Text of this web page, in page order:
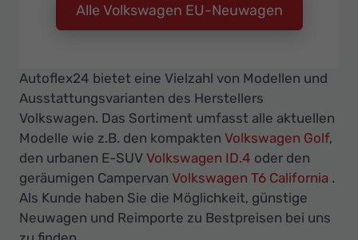
Alle Volkswagen EU-Neuwagen
Autoflex24 bietet eine Vielzahl von Modellen und
Ausstattungsvarianten des Herstellers
Volkswagen. Das Sortiment umfasst alle aktuellen
Modelle wie z.B. den kompakten Volkswagen Golf,
den urbanen E-SUV Volkswagen ID.4 oder den
geräumigen Campervan Volkswagen T6 California .
Als Kunde haben Sie die Möglichkeit, günstige
Neuwagen und Reimporte zu Bestpreisen bei uns